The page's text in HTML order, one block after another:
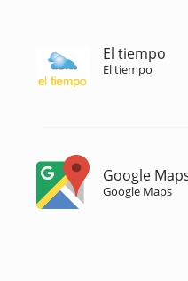
El tiempo
El tiempo
Google
Google Maps